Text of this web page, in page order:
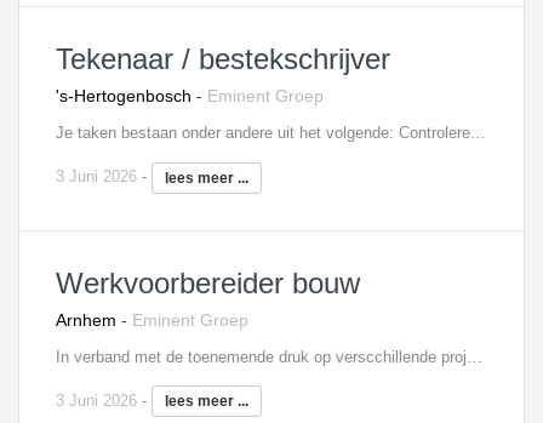
Tekenaar / bestekschrijver
's-Hertogenbosch - Eminent Groep
Je taken bestaan onder andere uit het volgende: Controleren en maken van bestekken / tekeningen In de voorbereiding maak je plannen van aanpak en tekenontwerpen Vergaderen met opdrachtgever Input in de aanbestedingsfase Ondersteuning bieden aan de projectleider Interesse? Neem contact op met Sten Knol, 06 - 18 73 33 57,
3 Juni 2026 - lees meer ...
Werkvoorbereider bouw
Arnhem - Eminent Groep
3 Juni 2026 - lees meer ...